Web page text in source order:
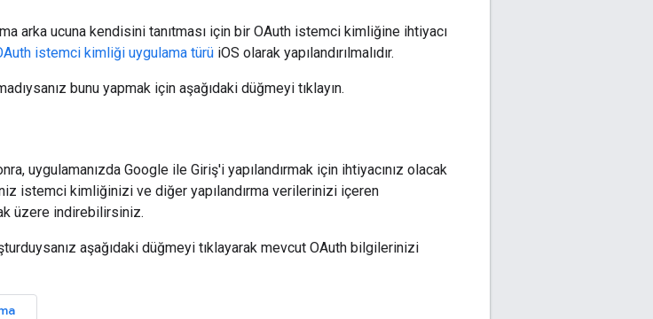
arka ucuna kendisini tanıtması için bir OAuth istemci kimliğine ihtiyacı
istemci kimliği uygulama türü iOS olarak yapılandırılmalıdır.
bunu yapmak için aşağıdaki düğmeyi tıklayın.
uygulamanızda Google ile Giriş'i yapılandırmak için ihtiyacınız olacak
istemci kimliğinizi ve diğer yapılandırma verilerinizi içeren
üzere indirebilirsiniz.
aşağıdaki düğmeyi tıklayarak mevcut OAuth bilgilerinizi